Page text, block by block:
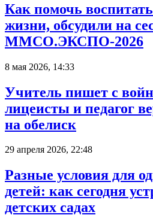
Как помочь
жизни, обсудили на
ММСО.ЭКСПО-2026
8 мая 2026, 14:33
Учитель пишет с
лицеисты и педагог
на обелиск
29 апреля 2026, 22:48
Разные условия для
детей: как сегодня
детских садах